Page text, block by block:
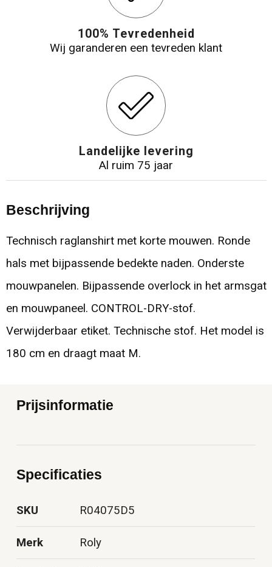
100% Tevredenheid
Wij garanderen een tevreden klant
Landelijke levering
Al ruim 75 jaar
Beschrijving
Technisch raglanshirt met korte mouwen. Ronde
hals met bijpassende bedekte naden. Onderste
mouwpanelen. Bijpassende overlock in het armsgat
en mouwpaneel. CONTROL-DRY-stof.
Verwijderbaar etiket. Technische stof. Het model is
180 cm en draagt maat M.
Prijsinformatie
Specificaties
SKU R04075D5
Merk Roly